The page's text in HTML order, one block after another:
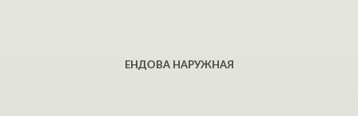
ЕНДОВА НАРУЖНАЯ